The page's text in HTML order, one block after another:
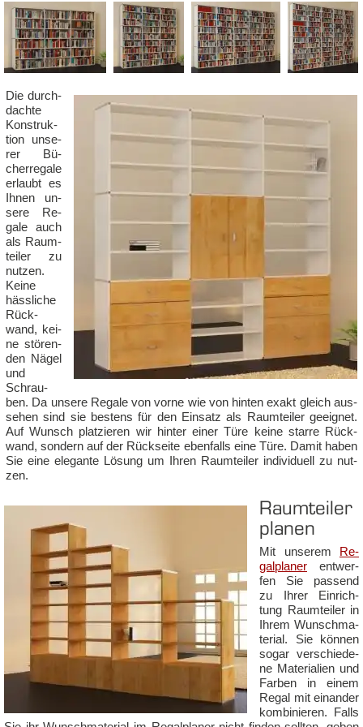
Die durch­
dach­te
Kon­struk­
ti­on un­se­
rer Bü­
cher­re­ga­le
er­laubt es
Ih­nen un­
se­re Re­
ga­le auch
als Raum­
tei­ler zu
nut­zen.
Kei­ne
häss­li­che
Rück­
wand, kei­
ne stö­ren­
den Nä­gel
und
Schrau­
ben. Da un­se­re Re­ga­le von vor­ne wie von hin­ten ex­akt gleich aus­
se­hen sind sie bes­tens für den Ein­satz als Raum­tei­ler ge­eig­net.
Auf Wunsch plat­zie­ren wir hin­ter ei­ner Tü­re kei­ne star­re Rück­
wand, son­dern auf der Rück­sei­te eben­falls ei­ne Tü­re. Da­mit ha­ben
Sie ei­ne ele­gan­te Lö­sung um Ihren Raum­tei­ler in­di­vi­du­ell zu nut­
zen.
Raum­tei­ler
pla­nen
Mit un­se­rem Re­
gal­pla­ner ent­wer­
fen Sie pas­send
zu Ih­rer Ein­rich­
tung Raum­tei­ler in
Ihrem Wun­schma­
te­ri­al. Sie kön­nen
so­gar ver­schie­de­
ne Ma­te­ria­li­en und
Far­ben in ei­nem
Re­gal mit ein­an­der
kom­bi­nie­ren. Falls